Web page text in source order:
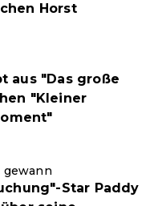
Horst
aus "Das große
"Kleiner
gewann
Star Paddy